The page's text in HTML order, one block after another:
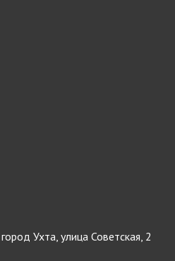
Ухта, улица Советская, 2